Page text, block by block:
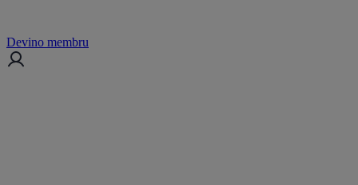
Devino membru